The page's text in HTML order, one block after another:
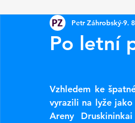
Po letní
Petr Záhrobský 9.
Vzhledem ke
vyrazili na lyže
Areny